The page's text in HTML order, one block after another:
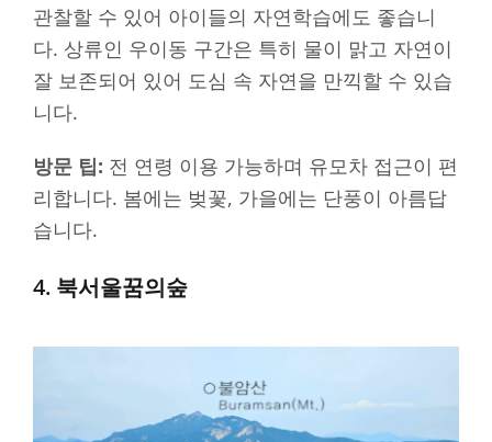
관찰할 수 있어 아이들의 자연학습에도 좋습니
다. 상류인 우이동 구간은 특히 물이 맑고 자연이
잘 보존되어 있어 도심 속 자연을 만끽할 수 있습
니다.
방문 팁: 전 연령 이용 가능하며 유모차 접근이 편
리합니다. 봄에는 벚꽃, 가을에는 단풍이 아름답
습니다.
4. 북서울꿈의숲